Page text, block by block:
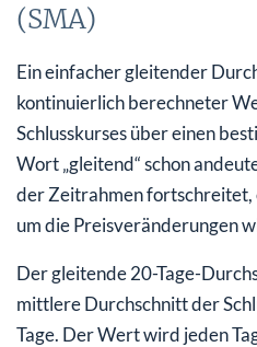
(SMA)
Ein einfacher gleitender
kontinuierlich berechneter
Schlusskurses über einen
Wort „gleitend“ schon
der Zeitrahmen fortschreitet,
um die Preisveränderungen
Der gleitende 20-Tage-
mittlere Durchschnitt der
Tage. Der Wert wird jeden